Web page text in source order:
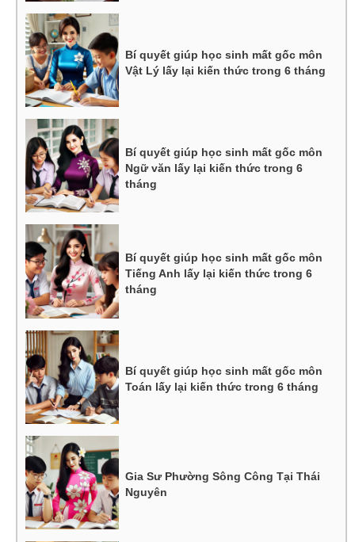
Bí quyết giúp học sinh mất gốc môn
Vật Lý lấy lại kiến thức trong 6 tháng
Bí quyết giúp học sinh mất gốc môn
Ngữ văn lấy lại kiến thức trong 6
tháng
Bí quyết giúp học sinh mất gốc môn
Tiếng Anh lấy lại kiến thức trong 6
tháng
Bí quyết giúp học sinh mất gốc môn
Toán lấy lại kiến thức trong 6 tháng
Gia Sư Phường Sông Công Tại Thái
Nguyên